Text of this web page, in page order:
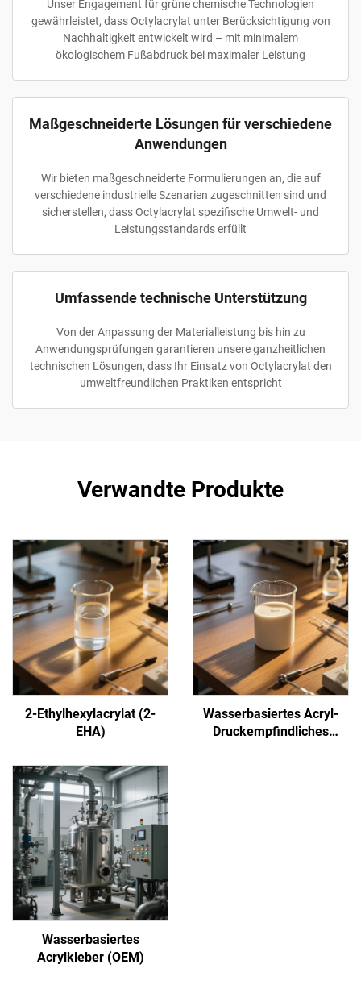
Unser Engagement für grüne chemische Technologien
gewährleistet, dass Octylacrylat unter Berücksichtigung von
Nachhaltigkeit entwickelt wird – mit minimalem
ökologischem Fußabdruck bei maximaler Leistung
Maßgeschneiderte Lösungen für verschiedene
Anwendungen
Wir bieten maßgeschneiderte Formulierungen an, die auf
verschiedene industrielle Szenarien zugeschnitten sind und
sicherstellen, dass Octylacrylat spezifische Umwelt- und
Leistungsstandards erfüllt
Umfassende technische Unterstützung
Von der Anpassung der Materialleistung bis hin zu
Anwendungsprüfungen garantieren unsere ganzheitlichen
technischen Lösungen, dass Ihr Einsatz von Octylacrylat den
umweltfreundlichen Praktiken entspricht
Verwandte Produkte
2-Ethylhexylacrylat (2-
EHA)
Wasserbasiertes Acryl-
Druckempfindliches
Wasserbasiertes
Acrylkleber (OEM)